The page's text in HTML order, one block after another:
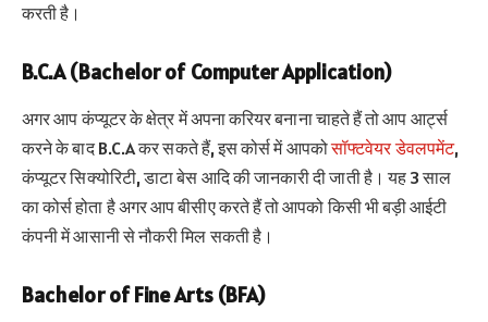
करती है।
B.C.A (Bachelor of Computer Application)
अगर आप कंप्यूटर के क्षेत्र में अपना करियर बनाना चाहते हैं तो आप आर्ट्स
करने के बाद B.C.A कर सकते हैं, इस कोर्स में आपकोसॉफ्टवेयर डेवलपमेंट,
कंप्यूटर सिक्योरिटी, डाटा बेस आदि की जानकारी दी जाती है। यह 3 साल
का कोर्स होता है अगर आप बीसीए करते हैं तो आपको किसी भी बड़ी आईटी
कंपनी में आसानी से नौकरी मिल सकती है।
Bachelor of Fine Arts (BFA)